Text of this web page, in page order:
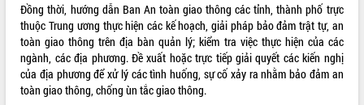
Đồng thời, hướng dẫn Ban An toàn giao thông các tỉnh, thành phố trực
thuộc Trung ương thực hiện các kế hoạch, giải pháp bảo đảm trật tự, an
toàn giao thông trên địa bàn quản lý; kiểm tra việc thực hiện của các
ngành, các địa phương. Đề xuất hoặc trực tiếp giải quyết các kiến nghị
của địa phương để xử lý các tình huống, sự cố xảy ra nhằm bảo đảm an
toàn giao thông, chống ùn tắc giao thông.